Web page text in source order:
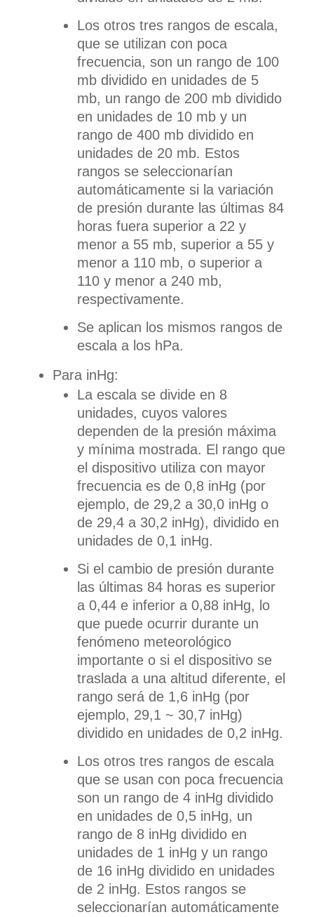
Los otros tres rangos de escala,
que se utilizan con poca
frecuencia, son un rango de 100
mb dividido en unidades de 5
mb, un rango de 200 mb dividido
en unidades de 10 mb y un
rango de 400 mb dividido en
unidades de 20 mb. Estos
rangos se seleccionarían
automáticamente si la variación
de presión durante las últimas 84
horas fuera superior a 22 y
menor a 55 mb, superior a 55 y
menor a 110 mb, o superior a
110 y menor a 240 mb,
respectivamente.
Se aplican los mismos rangos de
escala a los hPa.
Para inHg:
La escala se divide en 8
unidades, cuyos valores
dependen de la presión máxima
y mínima mostrada. El rango que
el dispositivo utiliza con mayor
frecuencia es de 0,8 inHg (por
ejemplo, de 29,2 a 30,0 inHg o
de 29,4 a 30,2 inHg), dividido en
unidades de 0,1 inHg.
Si el cambio de presión durante
las últimas 84 horas es superior
a 0,44 e inferior a 0,88 inHg, lo
que puede ocurrir durante un
fenómeno meteorológico
importante o si el dispositivo se
traslada a una altitud diferente, el
rango será de 1,6 inHg (por
ejemplo, 29,1 ~ 30,7 inHg)
dividido en unidades de 0,2 inHg.
Los otros tres rangos de escala
que se usan con poca frecuencia
son un rango de 4 inHg dividido
en unidades de 0,5 inHg, un
rango de 8 inHg dividido en
unidades de 1 inHg y un rango
de 16 inHg dividido en unidades
de 2 inHg. Estos rangos se
seleccionarían automáticamente